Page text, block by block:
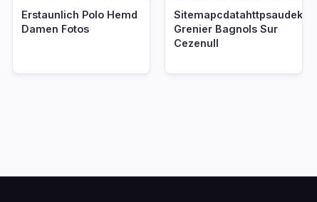
Erstaunlich Polo Hemd
Damen Fotos
Grenier Bagnols Sur
Cezenull